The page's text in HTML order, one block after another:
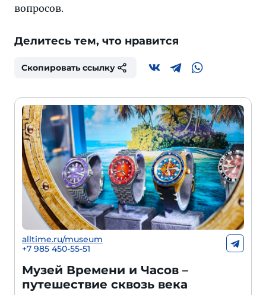
вопросов.
Делитесь тем, что нравится
Скопировать ссылку
alltime.ru/museum
+7 985 450-55-51
Музей Времени и Часов –
путешествие сквозь века